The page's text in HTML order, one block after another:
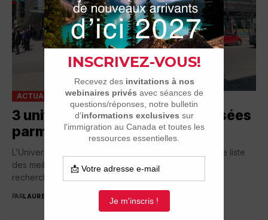
ACTUALITÉ DERNIÈRES ACTUALITÉS - ÉTUDIER
3 universités canadiennes classées
parmi les meilleures du monde
L’Université McGill de Montréal figure sur une nouvelle liste
des meilleures universités mondiales en matière de
recherche, mais il s’avère que deux autres...
PAR LAURENT GIGON